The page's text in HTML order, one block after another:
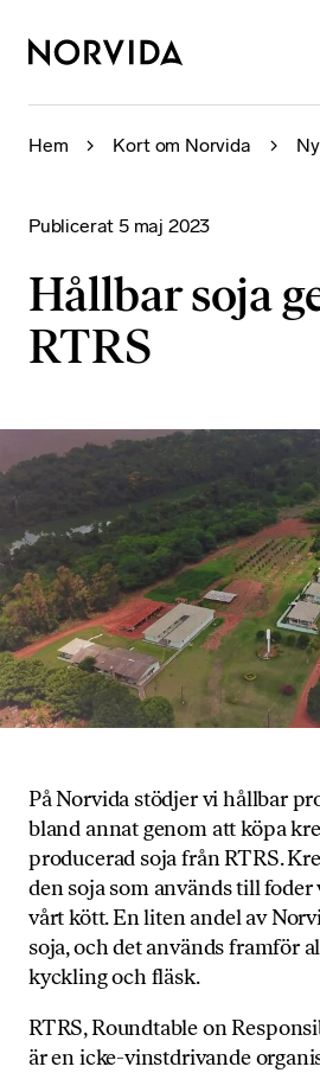
Hem Kort om Norvida
Publicerat5 maj 2023
Hållbar soja
RTRS
På Norvida stödjer vi hållbar
bland annat genom att köpa
producerad soja från RTRS.
den soja som används till
vårt kött. En liten andel av
soja, och det används framför
kyckling och fläsk.
RTRS, Roundtable on
är en icke-vinstdrivande